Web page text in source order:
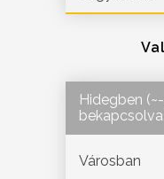
Hidegben
Városban